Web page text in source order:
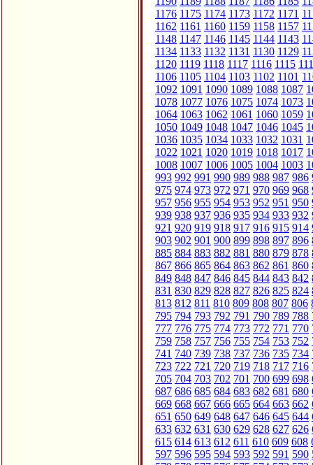
1176 1175 1174 1173 1172 1171
1162 1161 1160 1159 1158 1157
1148 1147 1146 1145 1144 1143
1134 1133 1132 1131 1130 1129
1120 1119 1118 1117 1116 1115
1106 1105 1104 1103 1102 1101
1092 1091 1090 1089 1088 1087
1078 1077 1076 1075 1074 1073
1064 1063 1062 1061 1060 1059
1050 1049 1048 1047 1046 1045
1036 1035 1034 1033 1032 1031
1022 1021 1020 1019 1018 1017
1008 1007 1006 1005 1004 1003
993 992 991 990 989 988 987 986
975 974 973 972 971 970 969 968
957 956 955 954 953 952 951 950
939 938 937 936 935 934 933 932
921 920 919 918 917 916 915 914
903 902 901 900 899 898 897 896
885 884 883 882 881 880 879 878
867 866 865 864 863 862 861 860
849 848 847 846 845 844 843 842
831 830 829 828 827 826 825 824
813 812 811 810 809 808 807 806
795 794 793 792 791 790 789 788
777 776 775 774 773 772 771 770
759 758 757 756 755 754 753 752
741 740 739 738 737 736 735 734
723 722 721 720 719 718 717 716
705 704 703 702 701 700 699 698
687 686 685 684 683 682 681 680
669 668 667 666 665 664 663 662
651 650 649 648 647 646 645 644
633 632 631 630 629 628 627 626
615 614 613 612 611 610 609 608
597 596 595 594 593 592 591 590